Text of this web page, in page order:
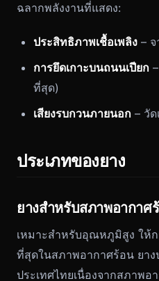
ฉลากพลังงานที่แสดง:
ประสิทธิภาพเชื้อเพลิง –
การยึดเกาะบนถนนเปียก
ที่สุด)
เสียงรบกวนภายนอก – วัด
ประเภทของยาง
ยางสำหรับสภาพอากาศ
เหมาะสำหรับอุณหภูมิสูง ให้
ที่สุดในสภาพอากาศร้อน ยา
ประเทศไทยเนื่องจากสภาพ